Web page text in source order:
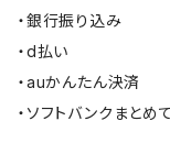
・銀行振り込み
・d払い
・auかんたん決済
・ソフトバンクまと